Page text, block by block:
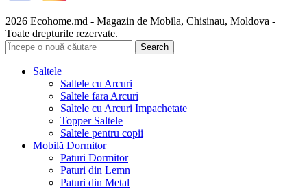
2026 Ecohome.md - Magazin de Mobila, Chisinau, Moldova -
Toate drepturile rezervate.
Search
Saltele
Saltele cu Arcuri
Saltele fara Arcuri
Saltele cu Arcuri Impachetate
Topper Saltele
Saltele pentru copii
Mobilă Dormitor
Paturi Dormitor
Paturi din Lemn
Paturi din Metal